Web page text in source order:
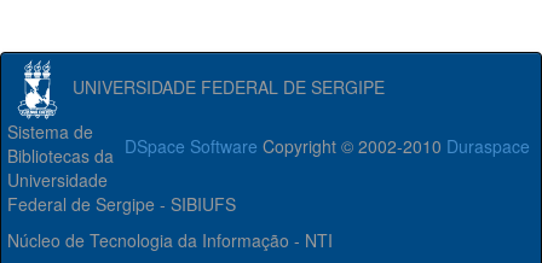
UNIVERSIDADE FEDERAL DE SERGIPE
DSpace Software Copyright © 2002-2010 Duraspace
Sistema de
Bibliotecas da
Universidade
Federal de Sergipe - SIBIUFS
Núcleo de Tecnologia da Informação - NTI